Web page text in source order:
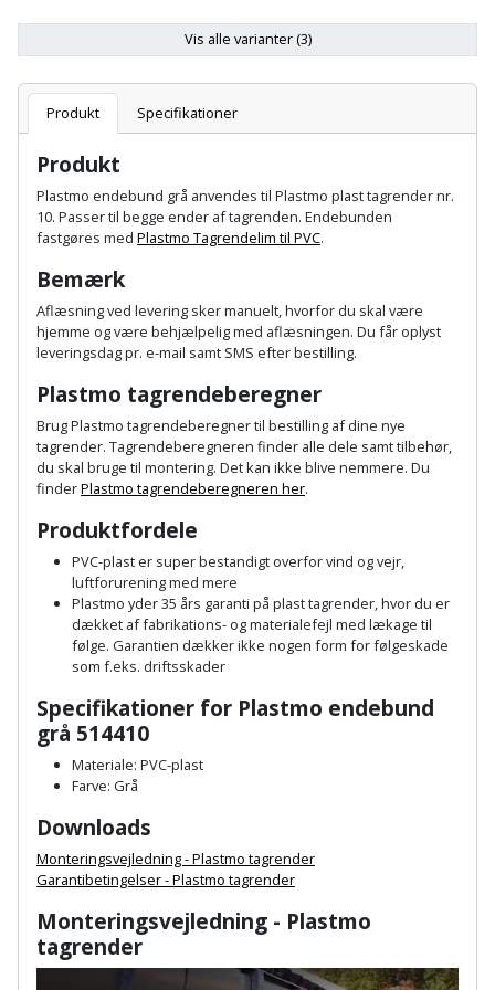
Garageport
Gelænder
Gips
Grundmursplader
Hardieplank
brædder
Isolering
Komposit
Lecablokke
fundablokke
Lofter
Lofttrapper
Murbinder
Murpap
og
murfolie
Mursten
skumpistol
Gipsværktøj
Glasløfter
Glasskærer
Hæftepistol
og
hammer
Hammer
Kiler
Kloakrenser
Kniv
og
hobbykniv
Koben
Kridtsnor
Lærlingesæt
Landmålerstok
Betonsliber
Bindemaskine
Bits
Bor
Bore-
og
Borehammer
Boremaskinetilbehør
Detektor
Diamantskæremaskine
Diamantslibertilbehør
Dyksav
Excentersliber
Excenterslibertilbehør
Fedtsprøjte
Flamingoskærer
Motorsav
kædesav
Motorsav
og
tilbehør
Pælebor
Plæneklipper
Plæneklipper
tilbehør
Robotplæneklipper
Robotplæneklipper
tilbehør
Vandpumpe
Vertikalskærer
mosfjerner
Vinduesvasker
Brændeovn
Brandslukker
Brugskunst
Camping
Damprengøring
Dørmåtte
Dørrist
Drivhus
Drivhustilbehør
Elartikler
Flagstænger
og
have
Fuglefoderhus
Garderobe
opbevaring
Gavekort
Grill
Spartelmasse
væg
Tape
Stålvask
Ventilation
og
indeklima
Guides
Gaveideer
Aktiviteter
Vis alle varianter (3)
Produkt Specifikationer
Produkt
Plastmo endebund grå anvendes til Plastmo plast tagrender nr.
10. Passer til begge ender af tagrenden. Endebunden
fastgøres med Plastmo Tagrendelim til PVC.
Bemærk
Aflæsning ved levering sker manuelt, hvorfor du skal være
hjemme og være behjælpelig med aflæsningen. Du får oplyst
leveringsdag pr. e-mail samt SMS efter bestilling.
Plastmo tagrendeberegner
Brug Plastmo tagrendeberegner til bestilling af dine nye
tagrender. Tagrendeberegneren finder alle dele samt tilbehør,
du skal bruge til montering. Det kan ikke blive nemmere. Du
finderPlastmo tagrendeberegneren her.
Produktfordele
PVC-plast er super bestandigt overfor vind og vejr,
luftforurening med mere
Plastmo yder 35 års garanti på plast tagrender, hvor du er
dækket af fabrikations- og materialefejl med lækage til
følge. Garantien dækker ikke nogen form for følgeskade
som f.eks. driftsskader
Specifikationer for Plastmo endebund
grå 514410
Materiale: PVC-plast
Farve: Grå
Downloads
Monteringsvejledning - Plastmo tagrender
Garantibetingelser - Plastmo tagrender
Monteringsvejledning - Plastmo
tagrender